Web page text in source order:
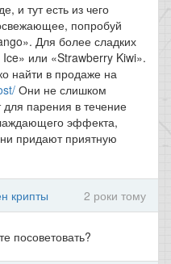
и тут есть из чего
попробуй
Для более сладких
или «Strawberry Kiwi».
найти в продаже на
Они не слишком
парения в течение
эффекта,
придают приятную
крипты 2 роки тому
посоветовать?